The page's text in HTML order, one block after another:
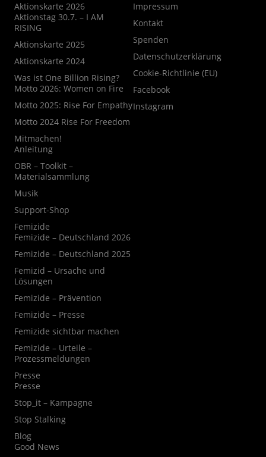
Aktionskarte 2026
Aktionstag 30.7. – I AM
RISING
Aktionskarte 2025
Aktionskarte 2024
Was ist One Billion Rising?
Motto 2026: Women on Fire
Motto 2025: Rise For Empathy
Motto 2024 Rise For Freedom
Mitmachen!
Anleitung
OBR – Toolkit –
Materialsammlung
Musik
Support-Shop
Femizide
Femizide – Deutschland 2026
Femizide – Deutschland 2025
Femizid – Ursache und
Lösungen
Femizide – Prävention
Femizide – Presse
Femizide sichtbar machen
Femizide – Urteile –
Prozessmeldungen
Presse
Presse
Stop_it – Kampagne
Stop Stalking
Blog
Good News
Impressum
Kontakt
Spenden
Datenschutzerklärung
Cookie-Richtlinie (EU)
Facebook
Instagram